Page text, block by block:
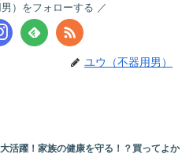
）をフォローする
ユウ（不器用男）
活躍！家族の健康を守る！？買ってよか